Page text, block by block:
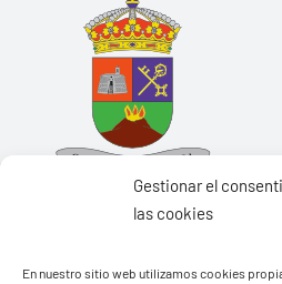
Gestionar el
las cookies
En nuestro sitio web utilizamos cookies